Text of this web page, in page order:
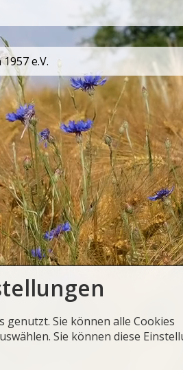
e.V.
genutzt. Sie können alle Cookies
Sie können diese